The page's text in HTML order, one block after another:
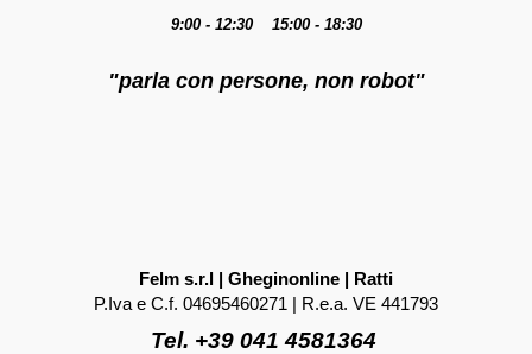
9:00 - 12:30 15:00 - 18:30
"parla con persone, non robot"
Felm s.r.l | Gheginonline | Ratti
P.Iva e C.f. 04695460271 | R.e.a. VE 441793
Tel. +39 041 4581364